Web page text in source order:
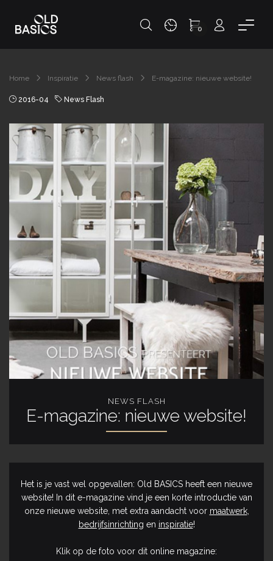
0
Home Inspiratie News flash E-magazine: nieuwe website!
2016-04 News Flash
NEWS FLASH
E-magazine: nieuwe website!
Het is je vast wel opgevallen: Old BASICS heeft een nieuwe
website! In dit e-magazine vind je een korte introductie van
onze nieuwe website, met extra aandacht voor maatwerk,
bedrijfsinrichting en inspiratie!
Klik op de foto voor dit online magazine: